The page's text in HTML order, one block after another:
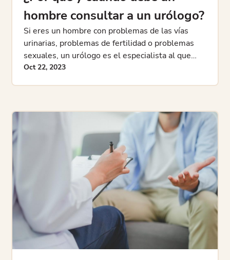
hombre consultar a un urólogo?
Si eres un hombre con problemas de las vías
urinarias, problemas de fertilidad o problemas
sexuales, un urólogo es el especialista al que
quieres consultar. Aprenda por qué y cuándo
Oct 22, 2023